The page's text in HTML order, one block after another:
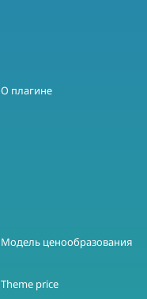
О плагине
Модель ценообразования
Theme price